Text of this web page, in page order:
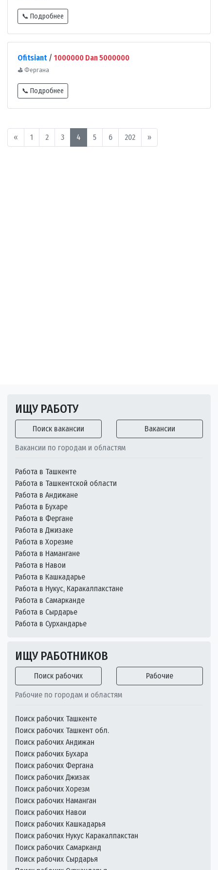
📞 Подробнее
Ofitsiant/ 1000000 Dan 5000000
⛳ Фергана
📞 Подробнее
« 1 2 3 4 5 6 202 »
ИЩУ РАБОТУ
Поиск вакансии Вакансии
Вакансии по городам и областям
Работа в Ташкенте
Работа в Ташкентской области
Работа в Андижане
Работа в Бухаре
Работа в Фергане
Работа в Джизаке
Работа в Хорезме
Работа в Намангане
Работа в Навои
Работа в Кашкадарье
Работа в Нукус, Каракалпакстане
Работа в Самарканде
Работа в Сырдарье
Работа в Сурхандарье
ИЩУ РАБОТНИКОВ
Поиск рабочих Рабочие
Рабочие по городам и областям
Поиск рабочих Ташкенте
Поиск рабочих Ташкент обл.
Поиск рабочих Андижан
Поиск рабочих Бухара
Поиск рабочих Фергана
Поиск рабочих Джизак
Поиск рабочих Хорезм
Поиск рабочих Наманган
Поиск рабочих Навои
Поиск рабочих Кашкадарья
Поиск рабочих Нукус Каракалпакстан
Поиск рабочих Самарканд
Поиск рабочих Сырдарья